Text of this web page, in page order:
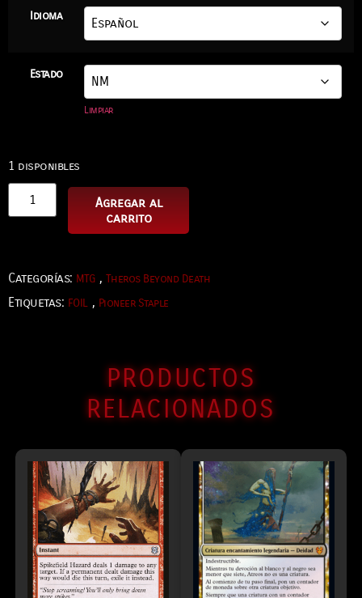
Idioma
Estado
Limpiar
1 disponibles
Agregar al
carrito
Categorías: MTG , Theros Beyond Death
Etiquetas: FOIL , Pioneer Staple
PRODUCTOS
RELACIONADOS